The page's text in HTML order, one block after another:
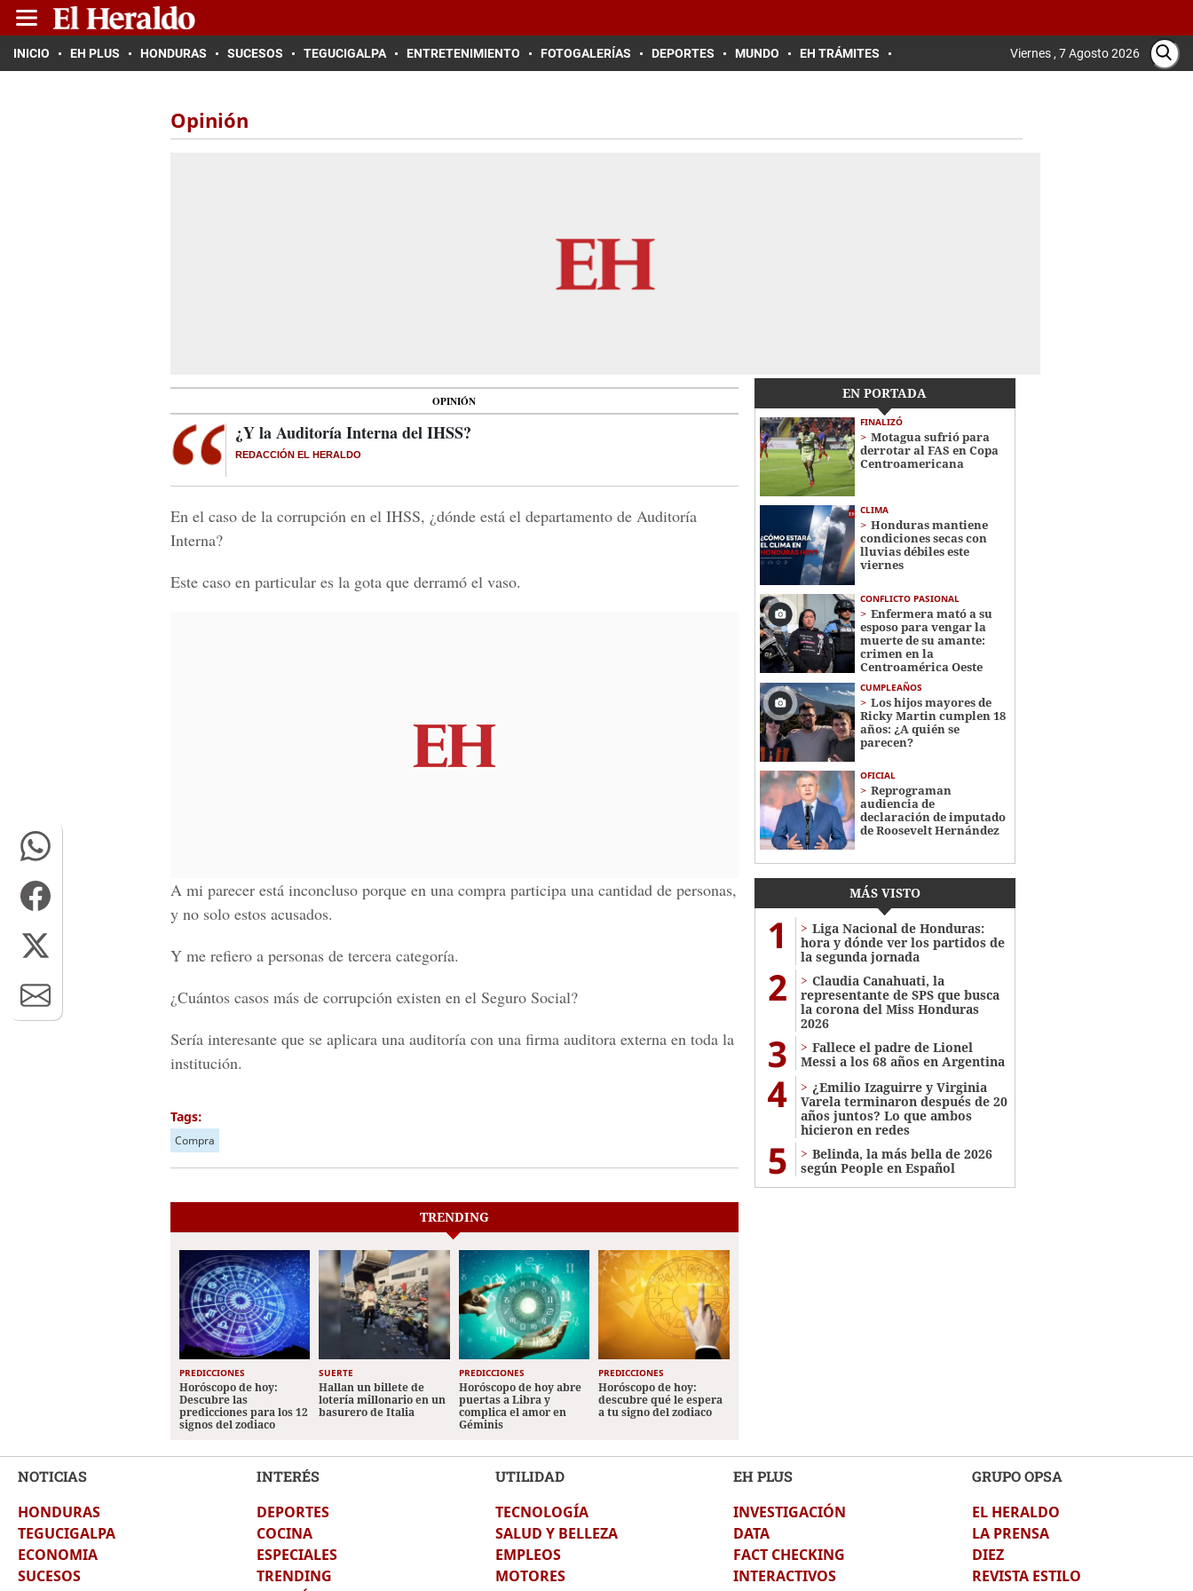
INICIO EH PLUS HONDURAS SUCESOS TEGUCIGALPA ENTRETENIMIENTO FOTOGALERÍAS DEPORTES MUNDO EH TRÁMITES Viernes , 7 Agosto 2026
Opinión
OPINIÓN
¿Y la Auditoría Interna del IHSS?
REDACCIÓN EL HERALDO
En el caso de la corrupción en el IHSS, ¿dónde está el departamento de Auditoría
Interna?
Este caso en particular es la gota que derramó el vaso.
A mi parecer está inconcluso porque en una compra participa una cantidad de personas,
y no solo estos acusados.
Y me refiero a personas de tercera categoría.
¿Cuántos casos más de corrupción existen en el Seguro Social?
Sería interesante que se aplicara una auditoría con una firma auditora externa en toda la
institución.
Tags:
Compra
EN PORTADA
FINALIZÓ
Motagua sufrió para
derrotar al FAS en Copa
Centroamericana
CLIMA
Honduras mantiene
condiciones secas con
lluvias débiles este
viernes
CONFLICTO PASIONAL
Enfermera mató a su
esposo para vengar la
muerte de su amante:
crimen en la
Centroamérica Oeste
CUMPLEAÑOS
Los hijos mayores de
Ricky Martin cumplen 18
años: ¿A quién se
parecen?
OFICIAL
Reprograman
audiencia de
declaración de imputado
de Roosevelt Hernández
MÁS VISTO
1
Liga Nacional de Honduras:
hora y dónde ver los partidos de
la segunda jornada
2
Claudia Canahuati, la
representante de SPS que busca
la corona del Miss Honduras
2026
3
Fallece el padre de Lionel
Messi a los 68 años en Argentina
4
¿Emilio Izaguirre y Virginia
Varela terminaron después de 20
años juntos? Lo que ambos
hicieron en redes
5
Belinda, la más bella de 2026
según People en Español
TRENDING
PREDICCIONES
Horóscopo de hoy:
Descubre las
predicciones para los 12
signos del zodiaco
SUERTE
Hallan un billete de
lotería millonario en un
basurero de Italia
PREDICCIONES
Horóscopo de hoy abre
puertas a Libra y
complica el amor en
Géminis
PREDICCIONES
Horóscopo de hoy:
descubre qué le espera
a tu signo del zodiaco
NOTICIAS
HONDURAS
TEGUCIGALPA
ECONOMIA
SUCESOS
INTERÉS
DEPORTES
COCINA
ESPECIALES
TRENDING
UTILIDAD
TECNOLOGÍA
SALUD Y BELLEZA
EMPLEOS
MOTORES
EH PLUS
INVESTIGACIÓN
DATA
FACT CHECKING
INTERACTIVOS
GRUPO OPSA
EL HERALDO
LA PRENSA
DIEZ
REVISTA ESTILO